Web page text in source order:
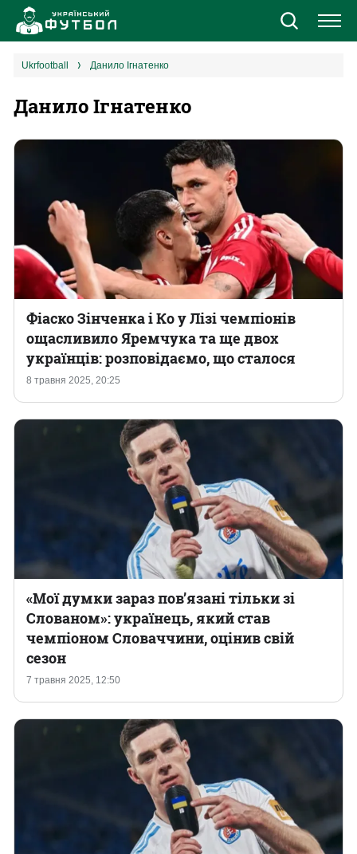
Новини
Збірна
Єврокубки
УПЛ
1 ліга
2 ліга
Різне
Букмекери
ukrfootball Данило Ігнатенко
Данило Ігнатенко
8 травня 2025, 20:25
Фіаско Зінченка і Ко у Лізі чемпіонів
ощасливило Яремчука та ще двох
українців: розповідаємо, що сталося
7 травня 2025, 12:50
«Мої думки зараз пов’язані тільки зі
Слованом»: українець, який став
чемпіоном Словаччини, оцінив свій
сезон